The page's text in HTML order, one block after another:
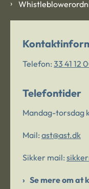
Telefon: 33 41 12
Telefontider
Mandag-torsdag
Mail: ast@ast.dk
Sikker mail:
Se mere om at